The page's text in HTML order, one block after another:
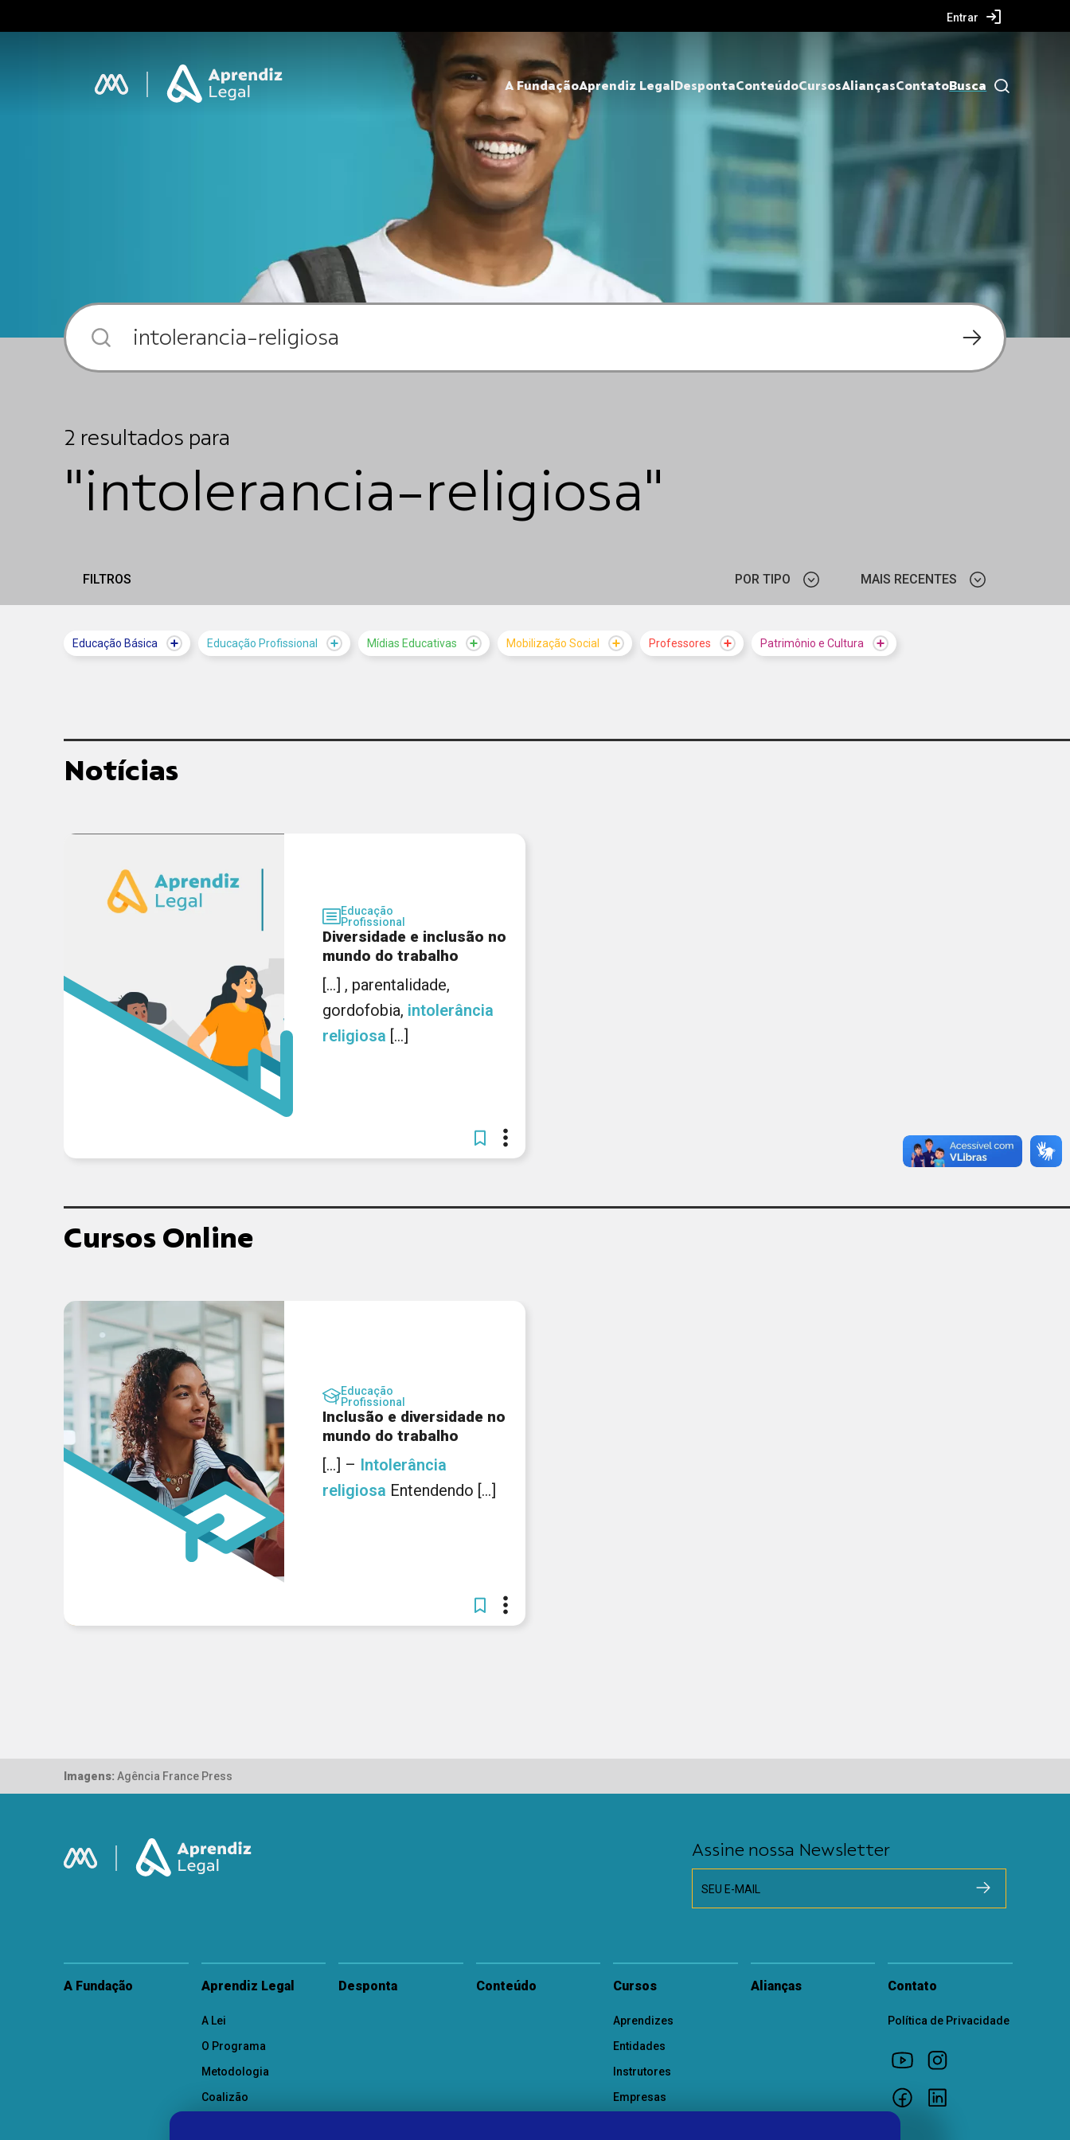
Entrar
A FundaçãoAprendiz Legal DespontaConteúdoCursosAliançasContatoBusca
2 resultados para
"intolerancia-religiosa"
FILTROS POR TIPO MAIS RECENTES
Educação Básica Educação Profissional Mídias Educativas Mobilização Social Professores Patrimônio e Cultura
Notícias
Educação
Profissional
Diversidade e inclusão no
mundo do trabalho
[...] , parentalidade,
gordofobia, intolerância
religiosa [...]
Cursos Online
Educação
Profissional
Inclusão e diversidade no
mundo do trabalho
[...] – Intolerância
religiosa Entendendo [...]
Imagens: Agência France Press
Assine nossa Newsletter
SEU E-MAIL
A Fundação Aprendiz Legal
A Lei
O Programa
Metodologia
Coalizão
Desponta Conteúdo Cursos
Aprendizes
Entidades
Instrutores
Empresas
Alianças Contato
Política de Privacidade